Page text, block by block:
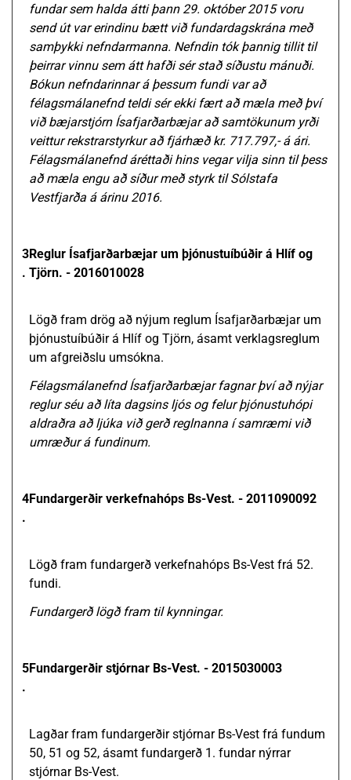
fundar sem halda átti þann 29. október 2015 voru
send út var erindinu bætt við fundardagskrána með
samþykki nefndarmanna. Nefndin tók þannig tillit til
þeirrar vinnu sem átt hafði sér stað síðustu mánuði.
Bókun nefndarinnar á þessum fundi var að
félagsmálanefnd teldi sér ekki fært að mæla með því
við bæjarstjórn Ísafjarðarbæjar að samtökunum yrði
veittur rekstrarstyrkur að fjárhæð kr. 717.797,- á ári.
Félagsmálanefnd áréttaði hins vegar vilja sinn til þess
að mæla engu að síður með styrk til Sólstafa
Vestfjarða á árinu 2016.
3
.
Reglur Ísafjarðarbæjar um þjónustuíbúðir á Hlíf og
Tjörn. - 2016010028
Lögð fram drög að nýjum reglum Ísafjarðarbæjar um
þjónustuíbúðir á Hlíf og Tjörn, ásamt verklagsreglum
um afgreiðslu umsókna.
Félagsmálanefnd Ísafjarðarbæjar fagnar því að nýjar
reglur séu að líta dagsins ljós og felur þjónustuhópi
aldraðra að ljúka við gerð reglnanna í samræmi við
umræður á fundinum.
4
.
Fundargerðir verkefnahóps Bs-Vest. - 2011090092
Lögð fram fundargerð verkefnahóps Bs-Vest frá 52.
fundi.
Fundargerð lögð fram til kynningar.
5
.
Fundargerðir stjórnar Bs-Vest. - 2015030003
Lagðar fram fundargerðir stjórnar Bs-Vest frá fundum
50, 51 og 52, ásamt fundargerð 1. fundar nýrrar
stjórnar Bs-Vest.